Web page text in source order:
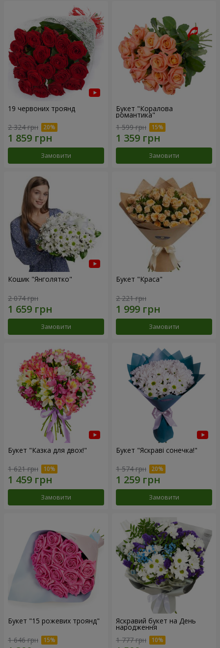
19 червоних троянд
2 324 грн
Замовити
Букет "Коралова
романтика"
1 599 грн
Замовити
Кошик "Янголятко"
2 074 грн
Замовити
Букет "Краса"
2 221 грн
Замовити
Букет "Казка для двох!"
1 621 грн
Замовити
Букет "Яскраві сонечка!"
1 574 грн
Замовити
Букет "15 рожевих троянд"
1 646 грн
Яскравий букет на День
народження
1 777 грн